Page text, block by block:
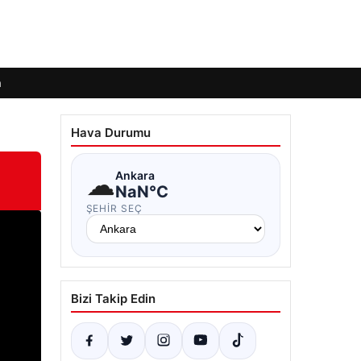
Hava Durumu
☁Ankara
NaN°C
ŞEHIR SEÇ
Bizi Takip Edin